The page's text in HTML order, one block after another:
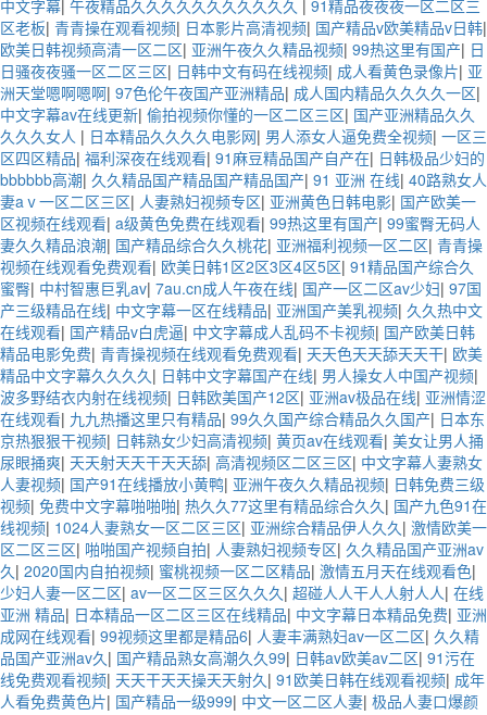
中文字幕| 午夜精品久久久久久久久久久久久 | 91精品夜夜夜一区二区三
区老板| 青青操在观看视频| 日本影片高清视频| 国产精品v欧美精品v日韩|
欧美日韩视频高清一区二区| 亚洲午夜久久精品视频| 99热这里有国产| 日
日骚夜夜骚一区二区三区| 日韩中文有码在线视频| 成人看黄色录像片| 亚
洲天堂嗯啊嗯啊| 97色伦午夜国产亚洲精品| 成人国内精品久久久久一区|
中文字幕av在线更新| 偷拍视频你懂的一区二区三区| 国产亚洲精品久久
久久久女人 | 日本精品久久久久电影网| 男人添女人逼免费全视频| 一区三
区四区精品| 福利深夜在线观看| 91麻豆精品国产自产在| 日韩极品少妇的
bbbbbb高潮| 久久精品国产精品国产精品国产| 91 亚洲 在线| 40路熟女人
妻aⅴ一区二区三区| 人妻熟妇视频专区| 亚洲黄色日韩电影| 国产欧美一
区视频在线观看| a级黄色免费在线观看| 99热这里有国产| 99蜜臀无码人
妻久久精品浪潮| 国产精品综合久久桃花| 亚洲福利视频一区二区| 青青操
视频在线观看免费观看| 欧美日韩1区2区3区4区5区| 91精品国产综合久
蜜臀| 中村智惠巨乳av| 7au.cn成人午夜在线| 国产一区二区av少妇| 97国
产三级精品在线| 中文字幕一区在线精品| 亚洲国产美乳视频| 久久热中文
在线观看| 国产精品v白虎逼| 中文字幕成人乱码不卡视频| 国产欧美日韩
精品电影免费| 青青操视频在线观看免费观看| 天天色天天舔天天干| 欧美
精品中文字幕久久久久| 日韩中文字幕国产在线| 男人操女人中国产视频|
波多野结衣内射在线视频| 日韩欧美国产12区| 亚洲av极品在线| 亚洲情涩
在线观看| 九九热播这里只有精品| 99久久国产综合精品久久国产| 日本东
京热狠狠干视频| 日韩熟女少妇高清视频| 黄页av在线观看| 美女让男人捅
尿眼捅爽| 天天射天天干天天舔| 高清视频区二区三区| 中文字幕人妻熟女
人妻视频| 国产91在线播放小黄鸭| 亚洲午夜久久精品视频| 日韩免费三级
视频| 免费中文字幕啪啪啪| 热久久77这里有精品综合久久| 国产九色91在
线视频| 1024人妻熟女一区二区三区| 亚洲综合精品伊人久久| 激情欧美一
区二区三区| 啪啪国产视频自拍| 人妻熟妇视频专区| 久久精品国产亚洲av
久| 2020国内自拍视频| 蜜桃视频一区二区精品| 激情五月天在线观看色|
少妇人妻一区二区| av一区二区三区久久久| 超碰人人干人人射人人| 在线
亚洲 精品| 日本精品一区二区三区在线精品| 中文字幕日本精品免费| 亚洲
成网在线观看| 99视频这里都是精品6| 人妻丰满熟妇av一区二区| 久久精
品国产亚洲av久| 国产精品熟女高潮久久99| 日韩av欧美av二区| 91污在
线免费观看视频| 天天干天天操天天射久| 91欧美日韩在线观看视频| 成年
人看免费黄色片| 国产精品一级999| 中文一区二区人妻| 极品人妻口爆颜